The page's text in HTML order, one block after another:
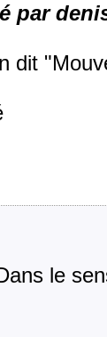
par
dit
le